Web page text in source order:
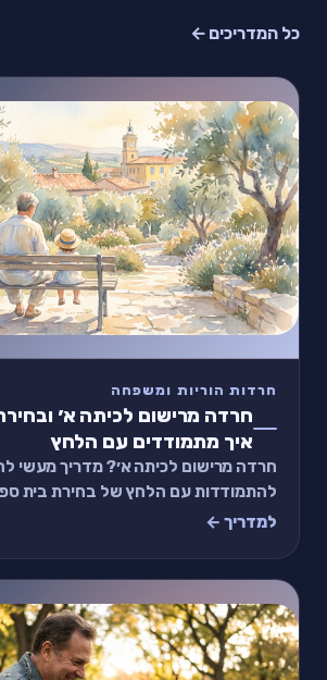
כל המדריכים ←
חרדות הוריות ומשפחה
חרדה מרישום לכיתה א׳
איך מתמודדים עם הלחץ
חרדה מרישום לכיתה א׳? מדריך מעשי
להתמודדות עם הלחץ של בחירת בית
וקבלת החלטות חינוכיות
למדריך ←